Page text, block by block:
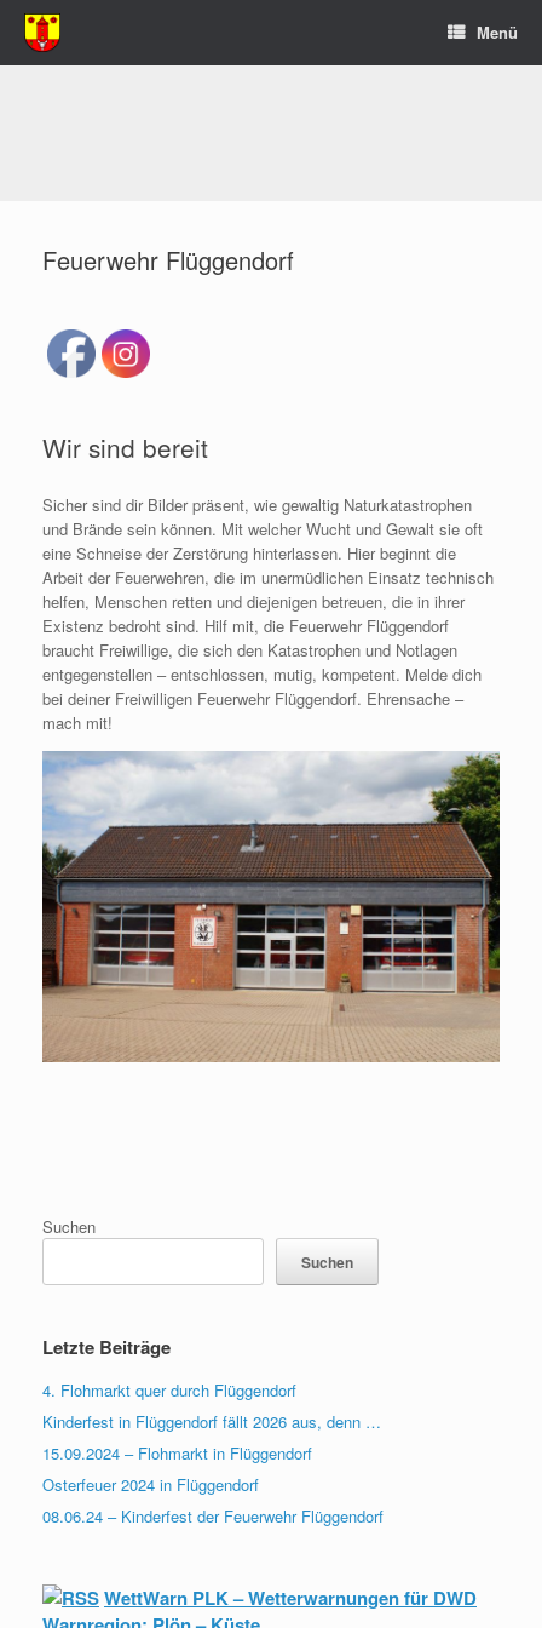
Zum
Inhalt
springen
Menü
Feuerwehr Flüggendorf
Wir sind bereit
Sicher sind dir Bilder präsent, wie gewaltig Naturkatastrophen
und Brände sein können. Mit welcher Wucht und Gewalt sie oft
eine Schneise der Zerstörung hinterlassen. Hier beginnt die
Arbeit der Feuerwehren, die im unermüdlichen Einsatz technisch
helfen, Menschen retten und diejenigen betreuen, die in ihrer
Existenz bedroht sind. Hilf mit, die Feuerwehr Flüggendorf
braucht Freiwillige, die sich den Katastrophen und Notlagen
entgegenstellen – entschlossen, mutig, kompetent. Melde dich
bei deiner Freiwilligen Feuerwehr Flüggendorf. Ehrensache –
mach mit!
Suchen
Suchen
Letzte Beiträge
4. Flohmarkt quer durch Flüggendorf
Kinderfest in Flüggendorf fällt 2026 aus, denn …
15.09.2024 – Flohmarkt in Flüggendorf
Osterfeuer 2024 in Flüggendorf
08.06.24 – Kinderfest der Feuerwehr Flüggendorf
WettWarn PLK – Wetterwarnungen für DWD